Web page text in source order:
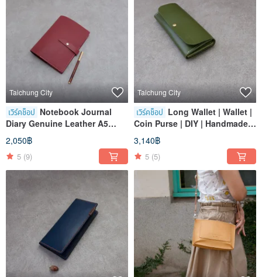
Taichung City
เวิร์คช็อป Notebook Journal
Diary Genuine Leather A5
Loose-leaf Taichung Shen Ji
New Village
2,050฿
5 (9)
Taichung City
เวิร์คช็อป Long Wallet | Wallet |
Coin Purse | DIY | Handmade
Leather Goods | Experience
Class | Taichung | Shen Ji
New Village
3,140฿
5 (5)